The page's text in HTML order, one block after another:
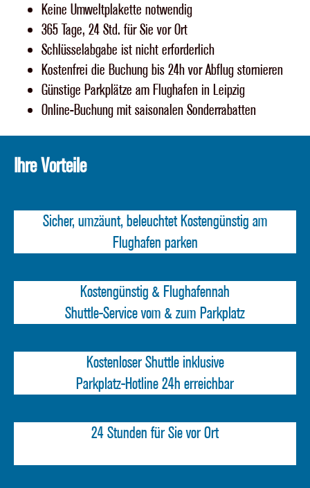
Keine Umweltplakette notwendig
365 Tage, 24 Std. für Sie vor Ort
Schlüsselabgabe ist nicht erforderlich
Kostenfrei die Buchung bis 24h vor Abflug stornieren
Günstige Parkplätze am Flughafen in Leipzig
Online-Buchung mit saisonalen Sonderrabatten
Ihre Vorteile
Sicher, umzäunt, beleuchtet Kostengünstig am
Flughafen parken
Kostengünstig & Flughafennah
Shuttle-Service vom & zum Parkplatz
Kostenloser Shuttle inklusive
Parkplatz-Hotline 24h erreichbar
24 Stunden für Sie vor Ort